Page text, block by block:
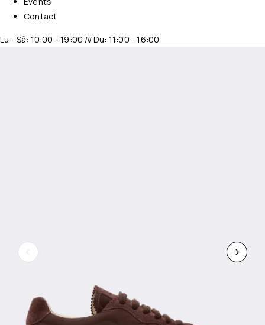
Contact
Lu - Sâ: 10:00 - 19:00 /// Du: 11:00 - 16:00